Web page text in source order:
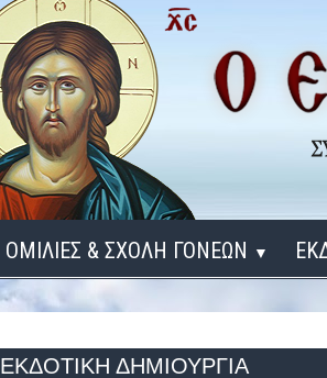
ΟΜΙΛΙΕΣ & ΣΧΟΛΗ ΓΟΝΕΩΝ ▼
ΠΕΡΙΟΔΟΣ 2025 - 2026
ΠΕΡΙΟΔΟΣ 2024 - 2025
ΕΚΔΟΤΙΚΗ ΔΗΜΙΟΥΡΓΙΑ